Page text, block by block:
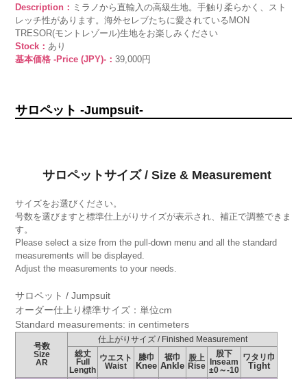
Description： ミラノから直輸入の高級生地。手触り柔らかく、スト
レッチ性があります。海外セレブたちに愛されているMON
TRESOR(モントレゾール)生地をお楽しみください
Stock：あり
基本価格 -Price (JPY)-：39,000円
サロペット -Jumpsuit-
サロペットサイズ / Size & Measurement
サイズをお選びください。
号数を選びますと標準仕上がりサイズが表示され、補正で調整できま
す。
Please select a size from the pull-down menu and all the standard
measurements will be displayed.
Adjust the measurements to your needs.
サロペット / Jumpsuit
オーダー仕上り標準サイズ：単位cm
Standard measurements: in centimeters
号数
Size
AR
仕上がりサイズ / Finished Measurement
総丈
Full
Length
ウエスト
Waist
膝巾
Knee
裾巾
Ankle
股上
Rise
股下
Inseam
±0～-10
ワタリ巾
Tight